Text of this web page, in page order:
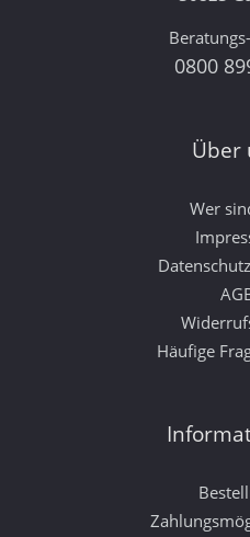
0800
Über
Wer
Häufige